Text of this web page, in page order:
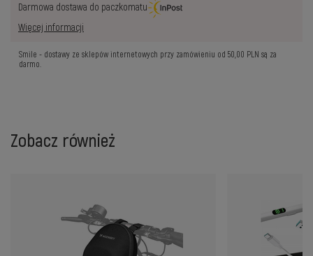
Darmowa dostawa do paczkomatu
Więcej informacji
Smile - dostawy ze sklepów internetowych przy zamówieniu od50,00 PLN są za
darmo.
Zobacz również